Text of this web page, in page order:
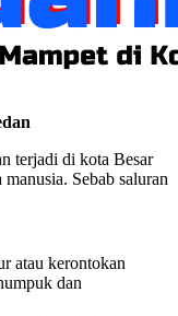
terjadi di kota Besar
Sebab saluran
atau kerontokan
dan